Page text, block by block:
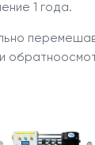
1 года.